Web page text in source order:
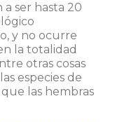
ser hasta 20
y no ocurre
la totalidad
otras cosas
especies de
las hembras